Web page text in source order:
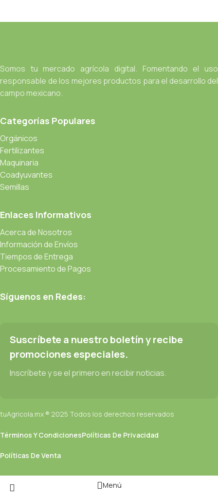
Somos tu mercado agrícola digital. Fomentando el uso
responsable de los mejores productos para el desarrollo del
campo mexicano.
Categorías Populares
Orgánicos
Fertilizantes
Maquinaria
Coadyuvantes
Semillas
Enlaces Informativos
Acerca de Nosotros
Información de Envíos
Tiempos de Entrega
Procesamiento de Pagos
Síguenos en Redes:
Suscríbete a nuestro boletín y recibe
promociones especiales.
Inscríbete y se el primero en recibir noticias.
tuAgricola.mx ® 2025 Todos los derechos reservados
Términos Y CondicionesPolíticas De Privacidad
Políticas De Venta
Menú